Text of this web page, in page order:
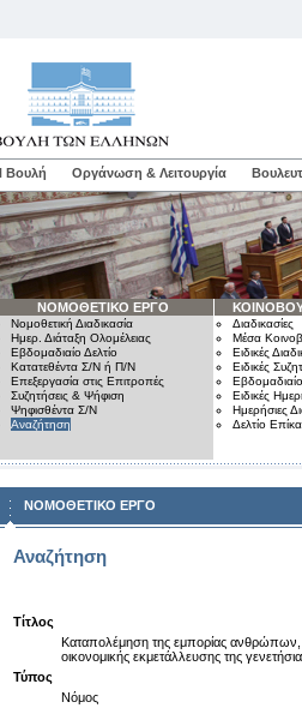
Βουλή Οργάνωση & Λειτουργία
ΝΟΜΟΘΕΤΙΚΟ ΕΡΓΟ
Νομοθετική Διαδικασία
Ημερ. Διάταξη Ολομέλειας
Εβδομαδιαίο Δελτίο
Κατατεθέντα Σ/Ν ή Π/Ν
Επεξεργασία στις Επιτροπές
Συζητήσεις & Ψήφιση
Ψηφισθέντα Σ/Ν
Αναζήτηση
Διαδικασίες
Μέσα
Ειδικές
Ειδικές
Εβδομαδιαίο
Ειδικές
Ημερήσιες
Δελτίο
ΝΟΜΟΘΕΤΙΚΟ ΕΡΓΟ
Αναζήτηση
Τίτλος
Kαταπολέμηση της εμπορίας ανθρώπων,
οικονομικής εκμετάλλευσης της
Τύπος
Νόμος